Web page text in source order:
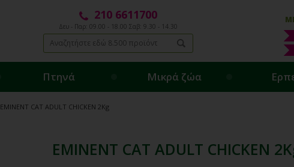
210 6611700
Δευ - Παρ: 09.00 - 18.00 Σαβ: 9.30 - 14.30
Πτηνά Μικρά ζώα
EMINENT CAT ADULT CHICKEN 2Kg
EMINENT CAT ADULT CHICKEN